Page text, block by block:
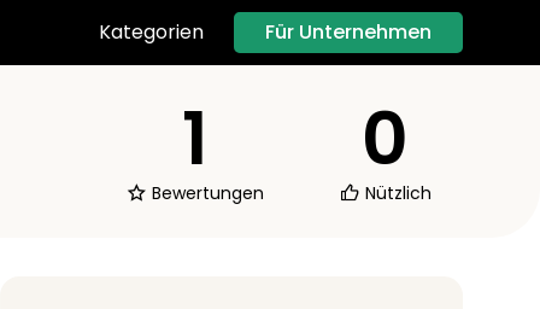
Kategorien Für Unternehmen
1
Bewertungen
0
Nützlich